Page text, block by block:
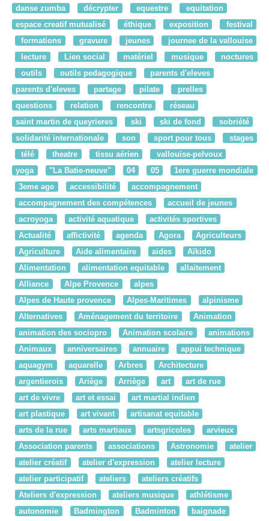
danse zumba
décrypter equestre
equitation
espace creatif mutualisé
éthique exposition
festival
formations
gravure jeunes
journee de la vallouise
lecture
Lien social matériel musique
noctures
outils
outils pedagogique
parents d'eleves
parents d'eleves
partage pilate
prelles
questions
relation rencontre
réseau
saint martin de queyrieres
ski ski de fond
sobriété
solidarité internationale
son sport pour tous
stages
télé
theatre tissu aérien
vallouise-pelvoux
yoga
"La Batie-neuve" 04 05
1ere guerre mondiale
3eme age
accessibilité
accompagnement
accompagnement des compétences
accueil de jeunes
acroyoga
activité aquatique
activités sportives
Actualité
affictivité agenda Agora
Agriculteurs
Agriculture
Aide alimentaire aides
Aïkido
Alimentation
alimentation equitable
allaitement
Alliance
Alpe Provence
alpes
Alpes de Haute provence
Alpes-Maritimes
alpinisme
Alternatives
Aménagement du territoire
Animation
animation des sociopro
Animation scolaire
animations
Animaux
anniversaires annuaire
appui technique
aquagym
aquarelle Arbres
Architecture
argentierois
Ariège Arriège art
art de rue
art de vivre
art et essai
art martial indien
art plastique
art vivant
artisanat equitable
arts de la rue
arts martiaux artsgricoles
arvieux
Association parents
associations Astronomie
atelier
atelier créatif
atelier d'expression
atelier lecture
atelier participatif
ateliers
ateliers créatifs
Ateliers d'expression
ateliers musique
athlétisme
autonomie
Badmington Badminton
baignade